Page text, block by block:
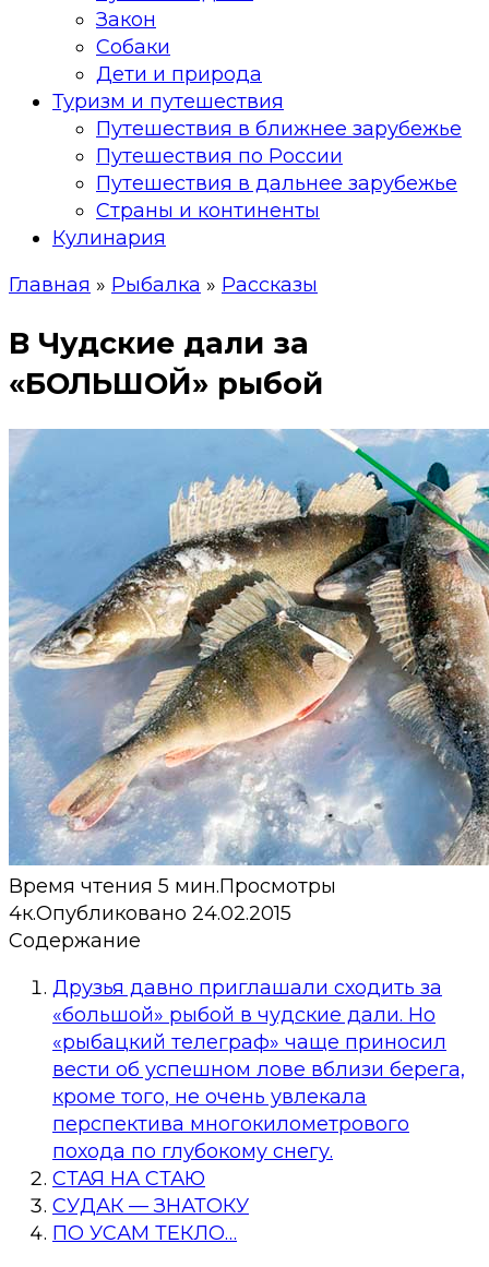
Закон
Собаки
Дети и природа
Туризм и путешествия
Путешествия в ближнее зарубежье
Путешествия по России
Путешествия в дальнее зарубежье
Страны и континенты
Кулинария
Главная » Рыбалка » Рассказы
В Чудские дали за
«БОЛЬШОЙ» рыбой
Время чтения 5 мин.Просмотры
4к.Опубликовано 24.02.2015
Содержание
Друзья давно приглашали сходить за
«большой» рыбой в чудские дали. Но
«рыбацкий телеграф» чаще приносил
вести об успешном лове вблизи берега,
кроме того, не очень увлекала
перспектива многокилометрового
похода по глубокому снегу.
СТАЯ НА СТАЮ
СУДАК — ЗНАТОКУ
ПО УСАМ ТЕКЛО…